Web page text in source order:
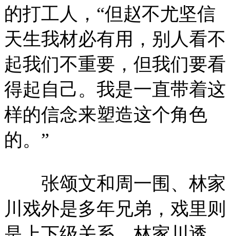
的打工人，“但赵不尤坚信
天生我材必有用，别人看不
起我们不重要，但我们要看
得起自己。我是一直带着这
样的信念来塑造这个角色
的。”
张颂文和周一围、林家
川戏外是多年兄弟，戏里则